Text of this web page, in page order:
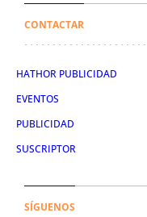
CONTACTAR
HATHOR PUBLICIDAD
EVENTOS
PUBLICIDAD
SUSCRIPTOR
SÍGUENOS